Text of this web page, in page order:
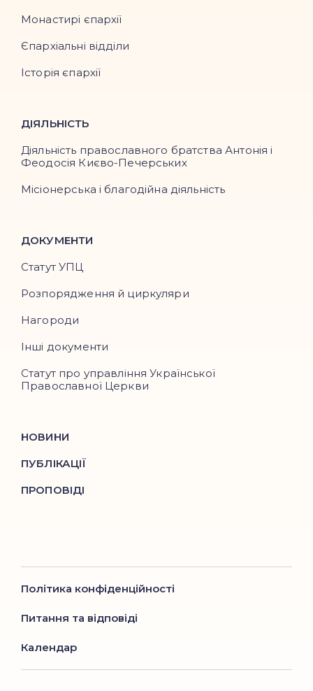
Монастирі єпархії
Єпархіальні відділи
Історія єпархії
ДІЯЛЬНІСТЬ
Діяльність православного братства Антонія і
Феодосія Києво-Печерських
Місіонерська і благодійна діяльність
ДОКУМЕНТИ
Статут УПЦ
Розпорядження й циркуляри
Нагороди
Інші документи
Статут про управління Української
Православної Церкви
НОВИНИ
ПУБЛІКАЦІЇ
ПРОПОВІДІ
Політика конфіденційності
Питання та відповіді
Календар